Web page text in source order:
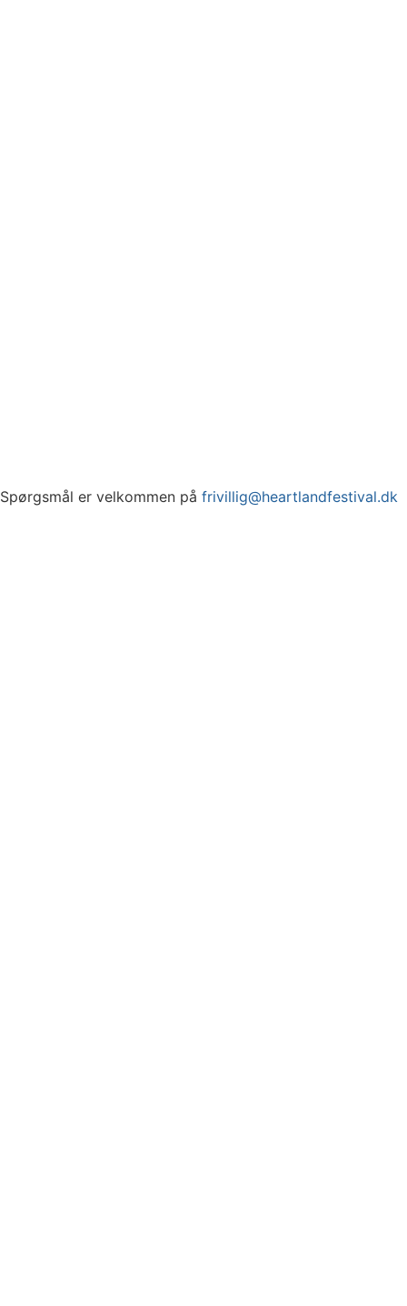
Spørgsmål er velkommen på frivillig@heartlandfestival.dk